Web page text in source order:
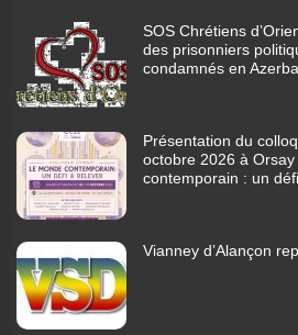
SOS Chrétiens
des prisonniers
condamnés en
Présentation du
octobre 2026 à
contemporain : un
Vianney d’Alançon